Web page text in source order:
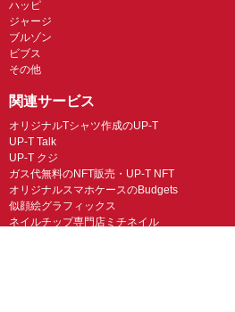
ハッピ
ジャージ
ブルゾン
ビブス
その他
関連サービス
オリジナルTシャツ作成のUP-T
UP-T Talk
UP-T クジ
ガス代無料のNFT販売・UP-T NFT
オリジナルスマホケースのBudgets
似顔絵グラフィックス
ネイルチップ専門店ミチネイル